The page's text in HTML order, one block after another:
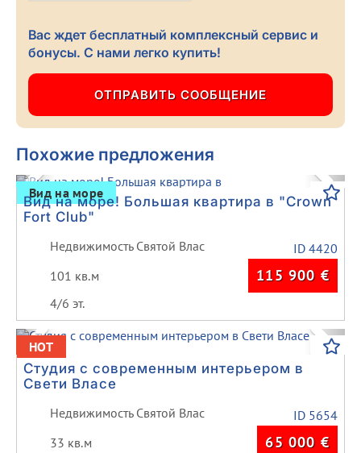
Вас ждет бесплатный комплексный сервис и
бонусы. С нами легко купить!
Похожие предложения
Previous Next
Вид на море
Вид на море! Большая квартира в "Crown
Fort Club"
Недвижимость Святой Влас
ID 4420
101 кв.м
115 900 €
4/6 эт.
Previous Next
HOT
Студия с современным интерьером в
Свети Власе
Недвижимость Святой Влас
ID 5654
33 кв.м
65 000 €